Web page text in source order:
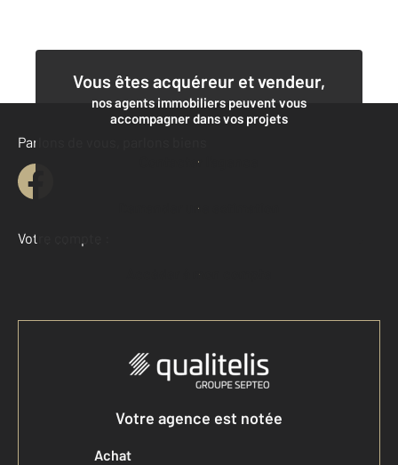
Vous êtes acquéreur et vendeur,
nos agents immobiliers peuvent vous
accompagner dans vos projets
Contacter l'agence
Demander une estimation
Parlons de vous, parlons biens
Votre compte :
Accéder à mon compte
Votre agence est notée
Achat